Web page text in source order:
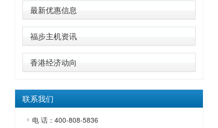
最新优惠信息
福步主机资讯
香港经济动向
联系我们
电 话：400-808-5836